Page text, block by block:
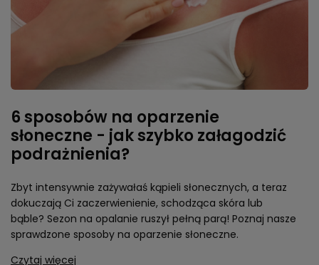
6 sposobów na oparzenie
słoneczne - jak szybko załagodzić
podrażnienia?
Zbyt intensywnie zażywałaś kąpieli słonecznych, a teraz
dokuczają Ci zaczerwienienie, schodząca skóra lub